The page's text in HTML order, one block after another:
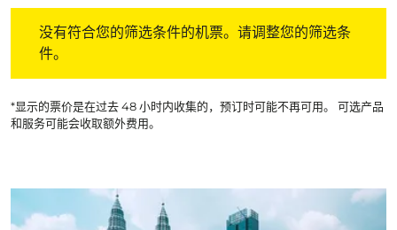
没有符合您的筛选条件的机票。请调整您的筛选条
件。
*显示的票价是在过去 48 小时内收集的，预订时可能不再可用。 可选产品
和服务可能会收取额外费用。